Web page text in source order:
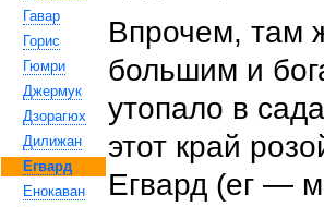
Гавар
Горис
Гюмри
Джермук
Дзорагюх
Дилижан
Егвард
Енокаван
Впрочем, там
большим и
утопало в
этот край
Егвард (ег —